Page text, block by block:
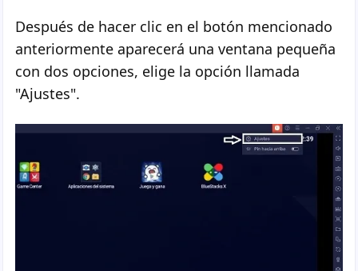
Después de hacer clic en el botón mencionado
anteriormente aparecerá una ventana pequeña
con dos opciones, elige la opción llamada
"Ajustes".